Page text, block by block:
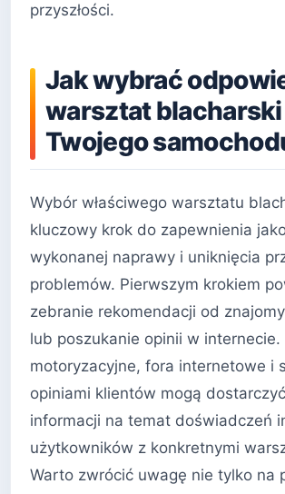
przyszłości.
Jak wybrać
warsztat
Twojego
Wybór właściwego warsztatu
kluczowy krok do zapewnienia
wykonanej naprawy i uniknięcia
problemów. Pierwszym krokiem
zebranie rekomendacji od
lub poszukanie opinii w internecie.
motoryzacyjne, fora internetowe i
opiniami klientów mogą
informacji na temat doświadczeń
użytkowników z konkretnymi
Warto zwrócić uwagę nie tylko na